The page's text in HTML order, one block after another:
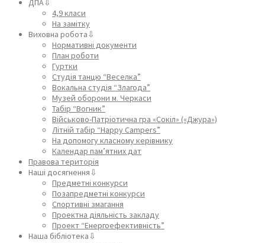
ДПА⇩
4,9 класи
На замітку
Виховна робота⇩
Нормативні документи
План роботи
Гуртки
Студія танцю “Веселка”
Вокальна студія “Злагода”
Музей оборони м. Черкаси
Табір “Вогник”
Військово-Патріотична гра «Сокіл» («Джура»)
Літній табір “Happy Campers”
На допомогу класному керівнику
Календар пам’ятних дат
Правова територія
Наші досягнення⇩
Предметні конкурси
Позапредметні конкурси
Спортивні змагання
Проектна діяльність закладу
Проект “Енергоефективність”
Наша бібліотека⇩